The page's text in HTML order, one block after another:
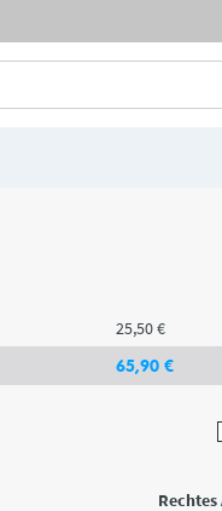
25,50€
65,90 €
Rechtes